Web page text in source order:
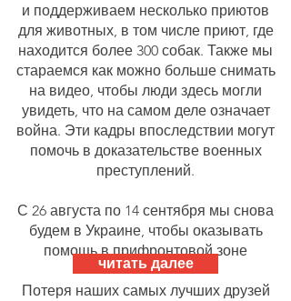
и поддерживаем несколько приютов
для животных, в том числе приют, где
находится более 300 собак. Также мы
стараемся как можно больше снимать
на видео, чтобы люди здесь могли
увидеть, что на самом деле означает
война. Эти кадры впоследствии могут
помочь в доказательстве военных
преступлений.
С 26 августа по 14 сентября мы снова
будем в Украине, чтобы оказывать
помощь в прифронтовой зоне
Потеря наших самых лучших друзей
читать далее